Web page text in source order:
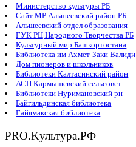
Министерство культуры РБ
Сайт МР Альшеевский район РБ
Альшеевский отдел образования
ГУК РЦ Народного Творчества РБ
Культурный мир Башкортостана
Библиотека им Ахмет-Заки Валиди
Дом пионеров и школьников
Библиотеки Калтасинский район
АСП Кармышевский сельсовет
Библиотеки Нуримановский рн
Байгильдинская библиотека
Гайямакская библиотека
PRO.Kультура.РФ